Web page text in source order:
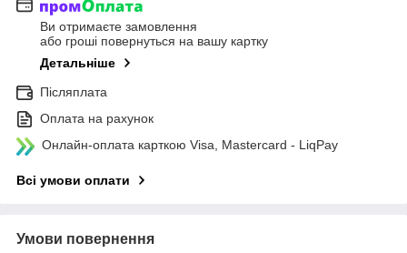
Ви отримаєте замовлення
або гроші повернуться на вашу картку
Детальніше
Післяплата
Оплата на рахунок
Онлайн-оплата карткою Visa, Mastercard - LiqPay
Всі умови оплати
Умови повернення